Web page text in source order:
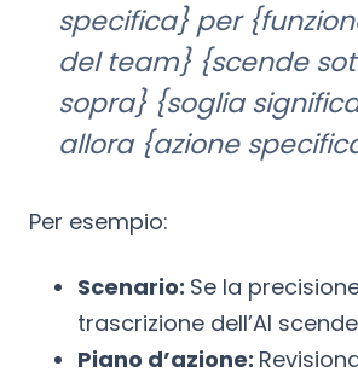
specifica} per
del team} {scende
sopra} {soglia
allora {azione
Per esempio:
Scenario: Se la
trascrizione dell’AI
Piano d’azione: